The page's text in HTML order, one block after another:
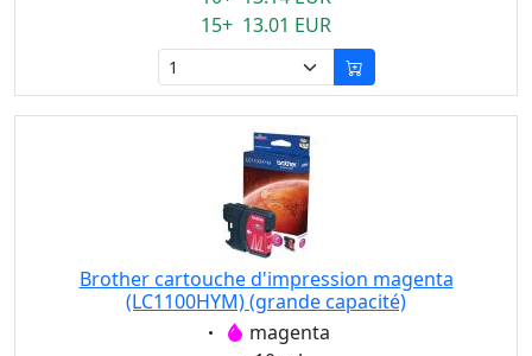
15+ 13.01 EUR
Brother cartouche d'impression magenta
(LC1100HYM) (grande capacité)
Eigenschaft:
magenta